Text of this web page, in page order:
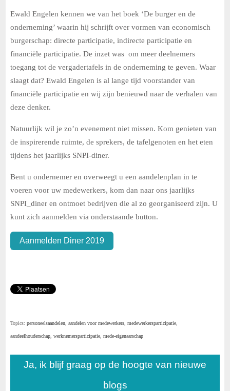
Ewald Engelen kennen we van het boek ‘De burger en de
onderneming’ waarin hij schrijft over vormen van economisch
burgerschap: directe participatie, indirecte participatie en
financiële participatie. De inzet was om meer deelnemers
toegang tot de vergadertafels in de onderneming te geven. Waar
slaagt dat? Ewald Engelen is al lange tijd voorstander van
financiële participatie en wij zijn benieuwd naar de verhalen van
deze denker.
Natuurlijk wil je zo’n evenement niet missen. Kom genieten van
de inspirerende ruimte, de sprekers, de tafelgenoten en het eten
tijdens het jaarlijks SNPI-diner.
Bent u ondernemer en overweegt u een aandelenplan in te
voeren voor uw medewerkers, kom dan naar ons jaarlijks
SNPI_diner en ontmoet bedrijven die al zo georganiseerd zijn. U
kunt zich aanmelden via onderstaande button.
Aanmelden Diner 2019
Topics:personeelsaandelen ,aandelen voor medewerkers ,medewerkersparticipatie
aandeelhouderschap ,werknemersparticipatie ,mede-eigenaarschap
Ja, ik blijf graag op de hoogte van nieuwe
blogs